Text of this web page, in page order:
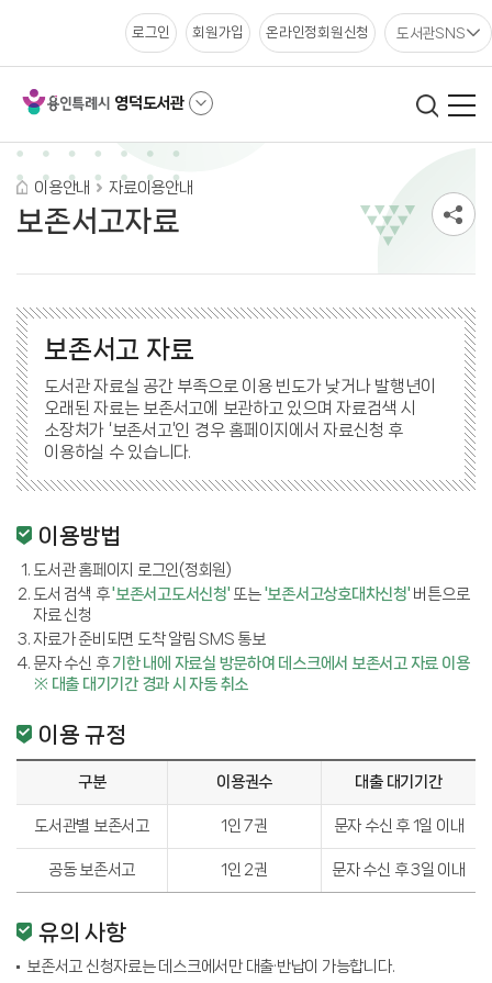
영덕도서관
로그인 회원가입 온라인정회원신청 도서관SNS
이용안내 자료이용안내
보존서고자료
보존서고 자료
도서관 자료실 공간 부족으로 이용 빈도가 낮거나 발행년이
오래된 자료는 보존서고에 보관하고 있으며 자료검색 시
소장처가 ‘보존서고’인 경우 홈페이지에서 자료신청 후
이용하실 수 있습니다.
이용방법
도서관 홈페이지 로그인(정회원)
도서 검색 후'보존서고도서신청' 또는'보존서고상호대차신청' 버튼으로
자료 신청
자료가 준비되면 도착 알림 SMS 통보
문자 수신 후기한 내에 자료실 방문하여 데스크에서 보존서고 자료 이용
※ 대출 대기기간 경과 시 자동 취소
이용 규정
구분 이용권수 대출 대기기간
도서관별 보존서고 1인 7권 문자 수신 후 1일 이내
공동 보존서고 1인 2권 문자 수신 후 3일 이내
유의 사항
보존서고 신청자료는 데스크에서만 대출·반납이 가능합니다.